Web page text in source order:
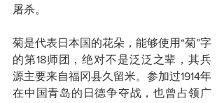
屠杀。
菊是代表日本国的花朵，能够使用“菊”字
的第18师团，绝对不是泛泛之辈，其兵
源主要来自福冈县久留米。参加过1914年
在中国青岛的日德争夺战，也曾占领广